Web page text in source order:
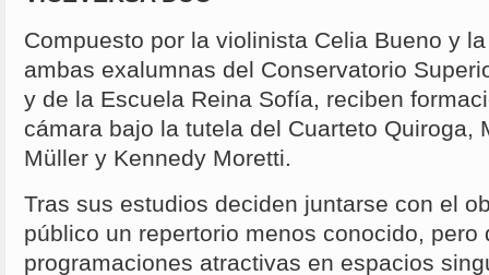
Compuesto por la violinista Celia Bueno y
ambas exalumnas del Conservatorio
y de la Escuela Reina Sofía, reciben
cámara bajo la tutela del Cuarteto Quiroga,
Müller y Kennedy Moretti.
Tras sus estudios deciden juntarse con el
público un repertorio menos conocido,
programaciones atractivas en espacios